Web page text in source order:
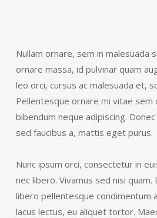
Nullam ornare, sem in malesuada
ornare massa, id pulvinar quam
leo orci, cursus ac malesuada et,
Pellentesque ornare mi vitae sem
bibendum neque adipiscing.
sed faucibus a, mattis eget purus.
Nunc ipsum orci, consectetur in
nec libero. Vivamus sed nisi quam.
libero pellentesque condimentum
lacus lectus, eu aliquet tortor.